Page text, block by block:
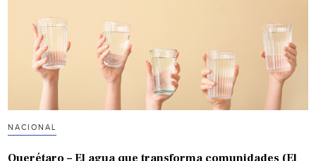
NACIONAL
Querétaro – El agua que transforma comunidades (El